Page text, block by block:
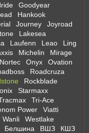
Goodyear
Hankook
Journey
Joyroad
Lakesea
Laufenn Leao
Ling
Michelin
Mirage
Nortec Onyx
Ovation
Roadcruza
Rockblade
Starmaxx
Tri-Ace
Power
Viatti
Wanli
Westlake
Белшина ВШЗ КШЗ